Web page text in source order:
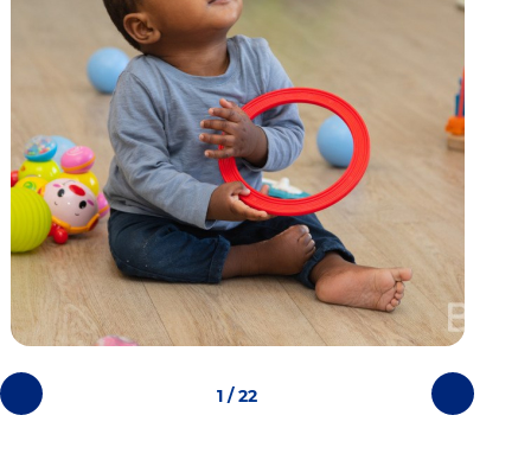
Photos
précédentes
Photos
suivantes
1 / 22